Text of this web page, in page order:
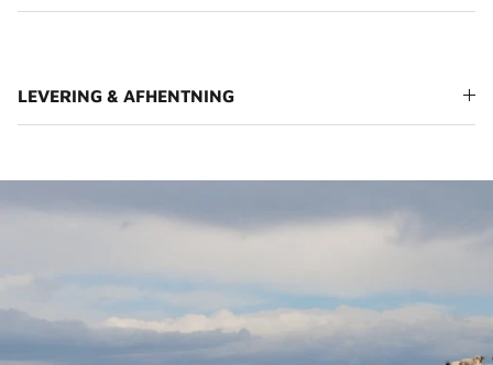
LEVERING & AFHENTNING